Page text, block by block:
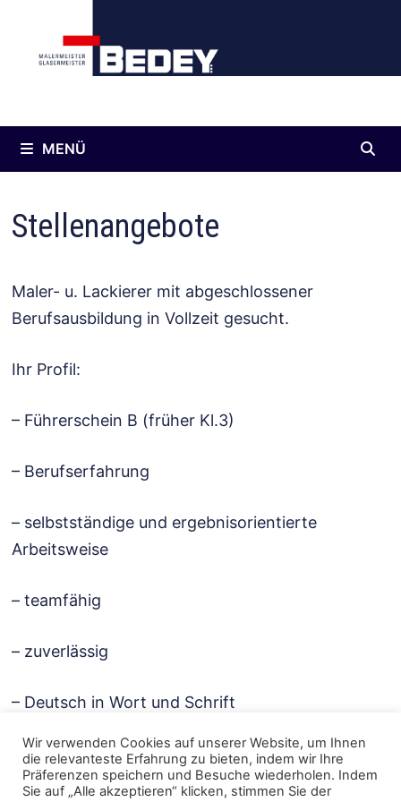
springen
MENÜ
Stellenangebote
Maler- u. Lackierer mit abgeschlossener
Berufsausbildung in Vollzeit gesucht.
Ihr Profil:
– Führerschein B (früher Kl.3)
– Berufserfahrung
– selbstständige und ergebnisorientierte
Arbeitsweise
– teamfähig
– zuverlässig
– Deutsch in Wort und Schrift
Wir bieten:
Wir verwenden Cookies auf unserer Website, um Ihnen
die relevanteste Erfahrung zu bieten, indem wir Ihre
Präferenzen speichern und Besuche wiederholen. Indem
Sie auf „Alle akzeptieren“ klicken, stimmen Sie der